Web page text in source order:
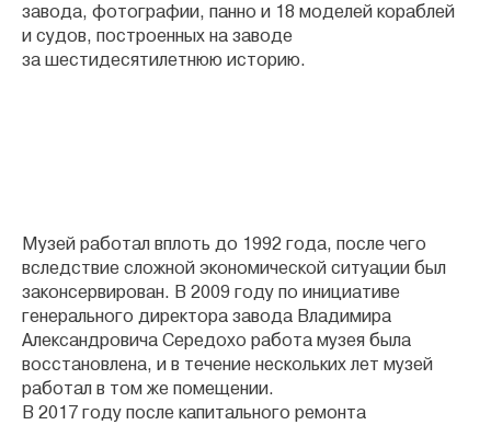
завода, фотографии, панно и 18 моделей кораблей
и судов, построенных на заводе
за шестидесятилетнюю историю.
Музей работал вплоть до 1992 года, после чего
вследствие сложной экономической ситуации был
законсервирован. В 2009 году по инициативе
генерального директора завода Владимира
Александровича Середохо работа музея была
восстановлена, и в течение нескольких лет музей
работал в том же помещении.
В 2017 году после капитального ремонта